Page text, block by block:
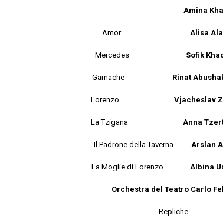
Amina
Amor Alisa
Mercedes Sofik
Gamache Rinat
LorenzoVjacheslav
La Tzigana Anna
Il Padrone della Taverna Arslan
La Moglie di LorenzoAlbina
Orchestra del Teatro Carlo
Repliche